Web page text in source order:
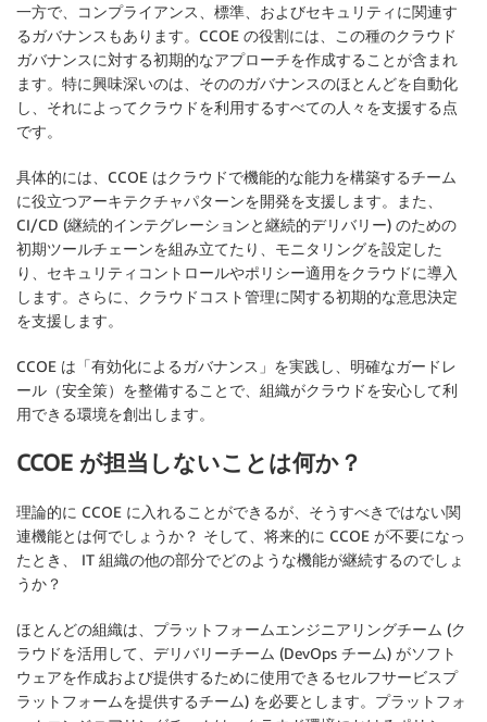
一方で、コンプライアンス、標準、およびセキュリティに関連す
るガバナンスもあります。CCOE の役割には、この種のクラウド
ガバナンスに対する初期的なアプローチを作成することが含まれ
ます。特に興味深いのは、そののガバナンスのほとんどを自動化
し、それによってクラウドを利用するすべての人々を支援する点
です。
具体的には、CCOE はクラウドで機能的な能力を構築するチーム
に役立つアーキテクチャパターンを開発を支援します。また、
CI/CD (継続的インテグレーションと継続的デリバリー) のための
初期ツールチェーンを組み立てたり、モニタリングを設定した
り、セキュリティコントロールやポリシー適用をクラウドに導入
します。さらに、クラウドコスト管理に関する初期的な意思決定
を支援します。
CCOE は「有効化によるガバナンス」を実践し、明確なガードレ
ール（安全策）を整備することで、組織がクラウドを安心して利
用できる環境を創出します。
CCOE が担当しないことは何か？
理論的に CCOE に入れることができるが、そうすべきではない関
連機能とは何でしょうか？ そして、将来的に CCOE が不要になっ
たとき、 IT 組織の他の部分でどのような機能が継続するのでしょ
うか？
ほとんどの組織は、プラットフォームエンジニアリングチーム (ク
ラウドを活用して、デリバリーチーム (DevOps チーム) がソフト
ウェアを作成および提供するために使用できるセルフサービスプ
ラットフォームを提供するチーム) を必要とします。プラットフォ